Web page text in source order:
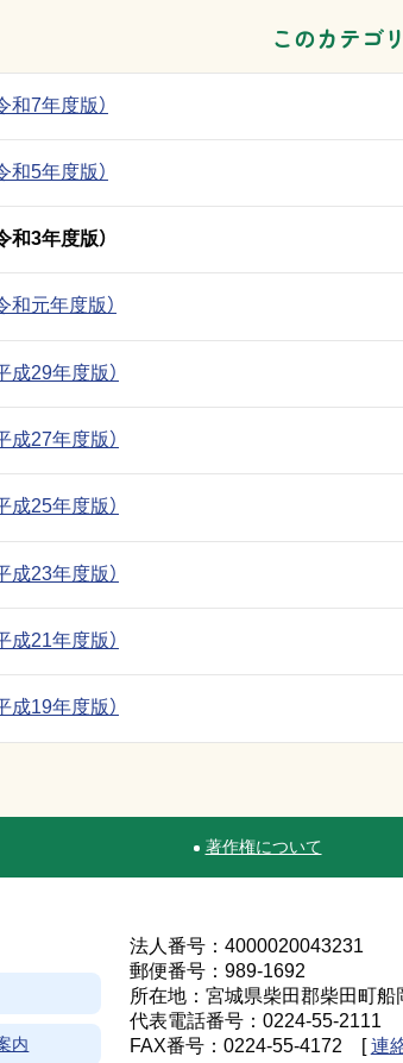
このカテゴ
和7年度版）
和5年度版）
和3年度版）
和元年度版）
成29年度版）
成27年度版）
成25年度版）
成23年度版）
成21年度版）
成19年度版）
著作権について
内
法人番号：4000020043231
郵便番号：989-1692
所在地：宮城県柴田郡柴田町
代表電話番号：0224-55-2111
FAX番号：0224-55-4172 [連